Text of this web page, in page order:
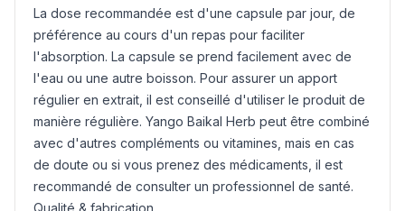
La dose recommandée est d'une capsule par jour, de
préférence au cours d'un repas pour faciliter
l'absorption. La capsule se prend facilement avec de
l'eau ou une autre boisson. Pour assurer un apport
régulier en extrait, il est conseillé d'utiliser le produit de
manière régulière. Yango Baikal Herb peut être combiné
avec d'autres compléments ou vitamines, mais en cas
de doute ou si vous prenez des médicaments, il est
recommandé de consulter un professionnel de santé.
Qualité & fabrication